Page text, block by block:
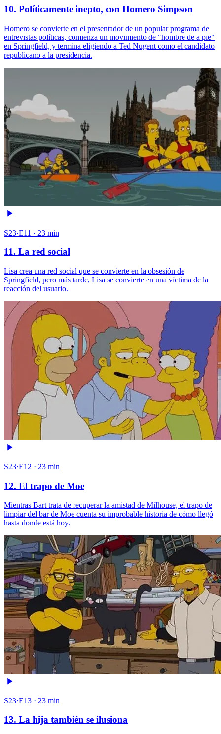
10. Políticamente inepto, con Homero Simpson
Homero se convierte en el presentador de un popular programa de
entrevistas políticas, comienza un movimiento de "hombre de a pie"
en Springfield, y termina eligiendo a Ted Nugent como el candidato
republicano a la presidencia.
S23·E11 · 23 min
11. La red social
Lisa crea una red social que se convierte en la obsesión de
Springfield, pero más tarde, Lisa se convierte en una víctima de la
reacción del usuario.
S23·E12 · 23 min
12. El trapo de Moe
Mientras Bart trata de recuperar la amistad de Milhouse, el trapo de
limpiar del bar de Moe cuenta su improbable historia de cómo llegó
hasta donde está hoy.
S23·E13 · 23 min
13. La hija también se ilusiona